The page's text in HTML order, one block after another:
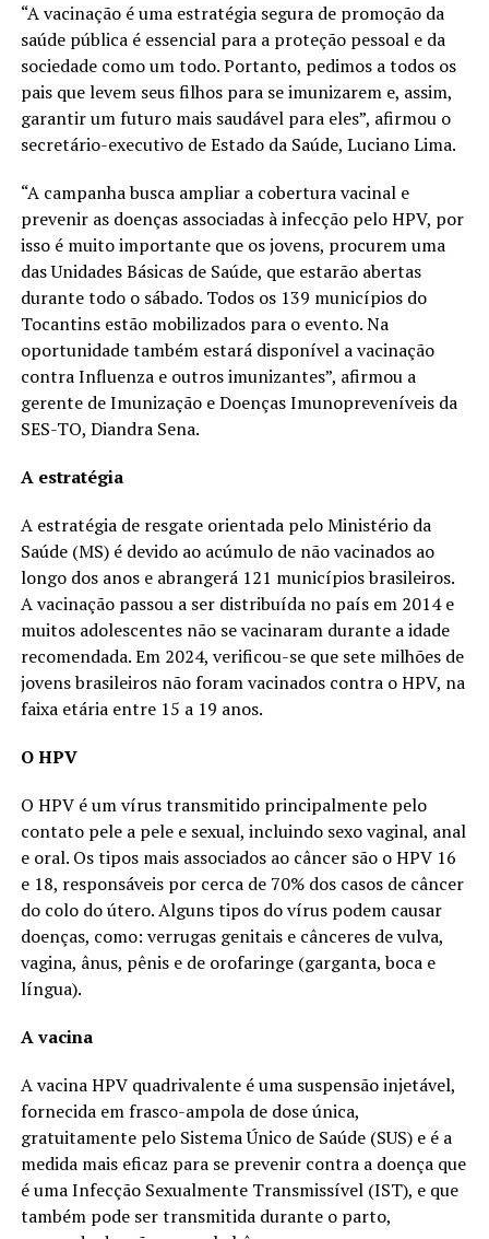
“A vacinação é uma estratégia segura de promoção da
saúde pública é essencial para a proteção pessoal e da
sociedade como um todo. Portanto, pedimos a todos os
pais que levem seus filhos para se imunizarem e, assim,
garantir um futuro mais saudável para eles”, afirmou o
secretário-executivo de Estado da Saúde, Luciano Lima.
“A campanha busca ampliar a cobertura vacinal e
prevenir as doenças associadas à infecção pelo HPV, por
isso é muito importante que os jovens, procurem uma
das Unidades Básicas de Saúde, que estarão abertas
durante todo o sábado. Todos os 139 municípios do
Tocantins estão mobilizados para o evento. Na
oportunidade também estará disponível a vacinação
contra Influenza e outros imunizantes”, afirmou a
gerente de Imunização e Doenças Imunopreveníveis da
SES-TO, Diandra Sena.
A estratégia
A estratégia de resgate orientada pelo Ministério da
Saúde (MS) é devido ao acúmulo de não vacinados ao
longo dos anos e abrangerá 121 municípios brasileiros.
A vacinação passou a ser distribuída no país em 2014 e
muitos adolescentes não se vacinaram durante a idade
recomendada. Em 2024, verificou-se que sete milhões de
jovens brasileiros não foram vacinados contra o HPV, na
faixa etária entre 15 a 19 anos.
O HPV
O HPV é um vírus transmitido principalmente pelo
contato pele a pele e sexual, incluindo sexo vaginal, anal
e oral. Os tipos mais associados ao câncer são o HPV 16
e 18, responsáveis por cerca de 70% dos casos de câncer
do colo do útero. Alguns tipos do vírus podem causar
doenças, como: verrugas genitais e cânceres de vulva,
vagina, ânus, pênis e de orofaringe (garganta, boca e
língua).
A vacina
A vacina HPV quadrivalente é uma suspensão injetável,
fornecida em frasco-ampola de dose única,
gratuitamente pelo Sistema Único de Saúde (SUS) e é a
medida mais eficaz para se prevenir contra a doença que
é uma Infecção Sexualmente Transmissível (IST), e que
também pode ser transmitida durante o parto,